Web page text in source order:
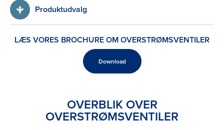
Produktudvalg
LÆS VORES BROCHURE OM OVERSTRØMSVENTILER
Download
OVERBLIK OVER
OVERSTRØMSVENTILER